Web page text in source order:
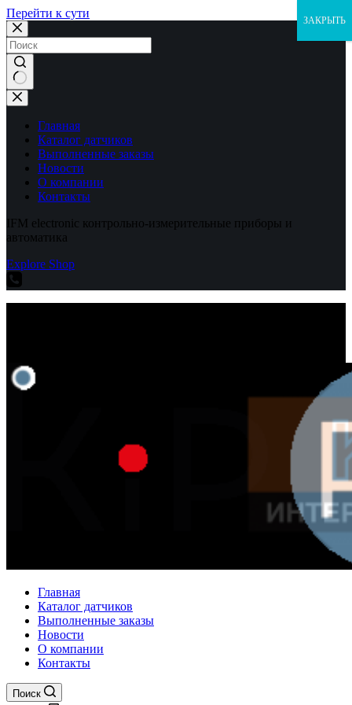
Перейти к сути
Ничего
не
найденоГлавная
Каталог датчиков
Выполненные заказы
Новости
О компании
Контакты
IFM electronic контрольно-измерительные приборы и
автоматика
Explore Shop
Главная
Каталог датчиков
Выполненные заказы
Новости
О компании
Контакты
Поиск
ЗАКРЫТЬ